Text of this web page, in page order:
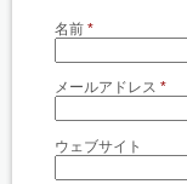
名前 *
メールアドレス *
ウェブサイト